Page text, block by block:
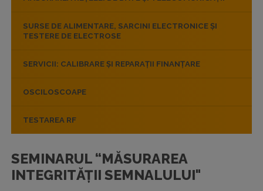
SURSE DE ALIMENTARE, SARCINI ELECTRONICE ȘI
TESTERE DE ELECTROSE
SERVICII: CALIBRARE ȘI REPARAȚII FINANȚARE
OSCILOSCOAPE
TESTAREA RF
SEMINARUL “MĂSURAREA
INTEGRITĂȚII SEMNALULUI"